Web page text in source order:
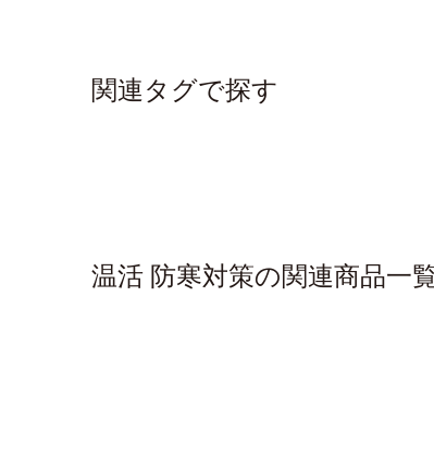
関連タグで探す
温活 防寒対策の関連商品一